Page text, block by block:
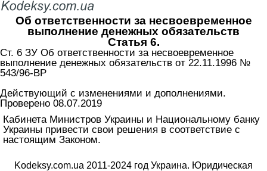
Об ответственности за несвоевременное
выполнение денежных обязательств
Статья 6.
Ст. 6 ЗУ Об ответственности за несвоевременное
выполнение денежных обязательств от 22.11.1996 №
543/96-ВР
Действующий с изменениями и дополнениями.
Проверено 08.07.2019
Кабинета Министров Украины и Национальному банку
Украины привести свои решения в соответствие с
настоящим Законом.
Kodeksy.com.ua 2011-2024 год Украина. Юридическая